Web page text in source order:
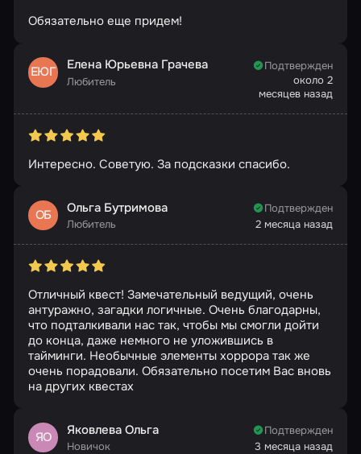
Обязательно еще придем!
ЕЮГ Елена Юрьевна Грачева
Любитель
Подтвержден
около 2
месяцев назад
Интересно. Советую. За подсказки спасибо.
ОБ Ольга Бутримова
Любитель
Подтвержден
2 месяца назад
Отличный квест! Замечательный ведущий, очень
антуражно, загадки логичные. Очень благодарны,
что подталкивали нас так, чтобы мы смогли дойти
до конца, даже немного не уложившись в
тайминги. Необычные элементы хоррора так же
очень порадовали. Обязательно посетим Вас вновь
на других квестах
ЯО Яковлева Ольга
Новичок
Подтвержден
3 месяца назад